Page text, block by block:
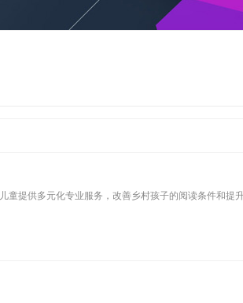
提供多元化专业服务，改善乡村孩子的阅读条件和提